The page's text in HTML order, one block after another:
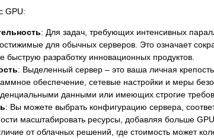
GPU:
: Для задач, требующих интенсивных
для обычных серверов. Это означает
быструю разработку инновационных продуктов.
: Выделенный сервер – это ваша личная
обеспечение, сетевые настройки и меры
данными или имеющих строгие
: Вы можете выбрать конфигурацию сервера,
масштабировать ресурсы, добавляя больше
от облачных решений, где стоимость может